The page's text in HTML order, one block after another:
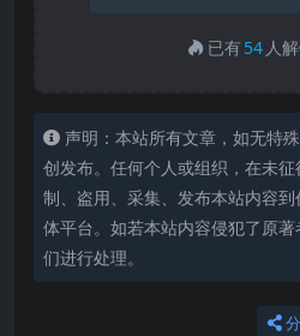
已有54 人
声明：本站所有文章，如无特
创发布。任何个人或组织，在未
制、盗用、采集、发布本站内容
体平台。如若本站内容侵犯了原
们进行处理。